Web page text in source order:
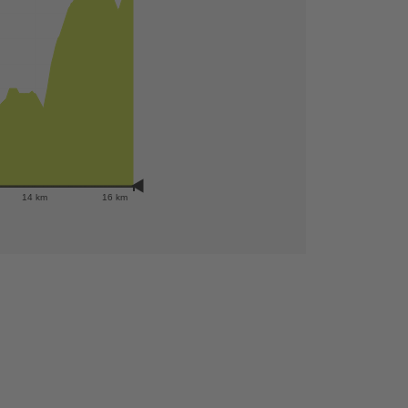
14 km 16 km